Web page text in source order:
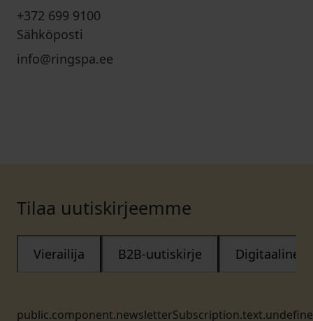
+372 699 9100
Sähköposti
info@ringspa.ee
Tilaa uutiskirjeemme
Vierailija B2B-uutiskirje Digitaalinen